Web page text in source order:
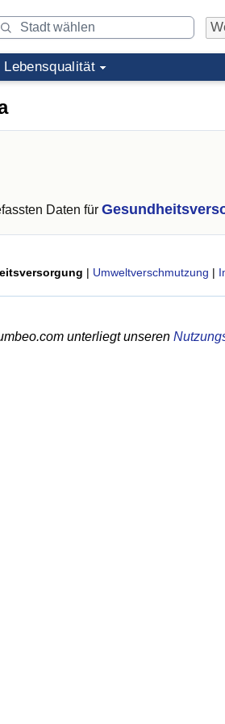
Lebensqualität
Daten für
| Umweltverschmutzung |
unterliegt unseren